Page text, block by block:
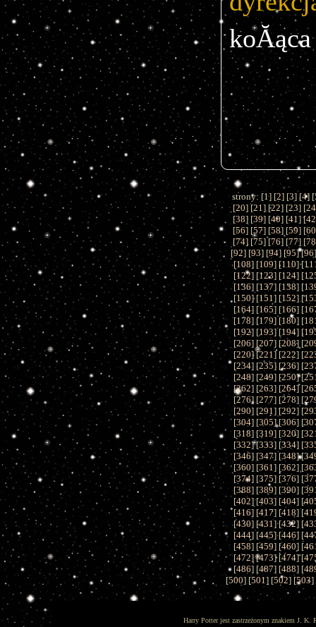
strony: [1] [2] [3] [4] [
[20] [21] [22] [23] [24
[38] [39] [40] [41] [42
[56] [57] [58] [59] [60
[74] [75] [76] [77] [78
[92] [93] [94] [95] [96
[108] [109] [110] [
[122] [123] [124] [
[136] [137] [138] [
[150] [151] [152] [
[164] [165] [166] [
[178] [179] [180] [
[192] [193] [194] [
[206] [207] [208] [
[220] [221] [222] [
[234] [235] [236] [
[248] [249] [250] [
[262] [263] [264] [
[276] [277] [278] [
[290] [291] [292] [
[304] [305] [306] [
[318] [319] [320] [
[332] [333] [334] [
[346] [347] [348] [
[360] [361] [362] [
[374] [375] [376] [
[388] [389] [390] [
[402] [403] [404] [
[416] [417] [418] [
[430] [431] [432] [
[444] [445] [446] [
[458] [459] [460] [
[472] [473] [474] [
[486] [487] [488] [
[500] [501] [502] [503]
Harry Potter jest zastrzeżonym znakiem J. K.